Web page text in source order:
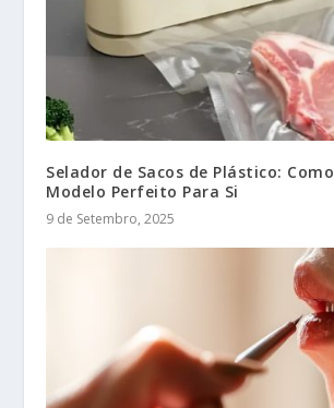
Selador de Sacos de Plástico:
Modelo Perfeito Para Si
9 de Setembro, 2025